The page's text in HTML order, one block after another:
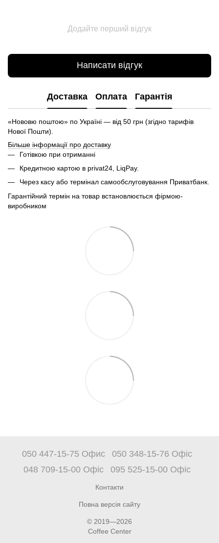
Додайте перший відгук
Написати відгук
Доставка Оплата Гарантія
«Нововю поштою» по Україні — від 50 грн (згідно тарифів
Нової Пошти).
Більше інформації про доставку
Готівкою при отриманні
Кредитною картою в privat24, LiqPay.
Через касу або термінал самообслуговування Приватбанк.
Гарантійний термін на товар встановлюється фірмою-
виробником
050 447-15-75 Офис
050 348-15-76 Офіс
048 709-15-00 Офіс
095 525-15-00 Офіс
Контакти
Повна версія сайту
© 2019—2026
Coffee Center